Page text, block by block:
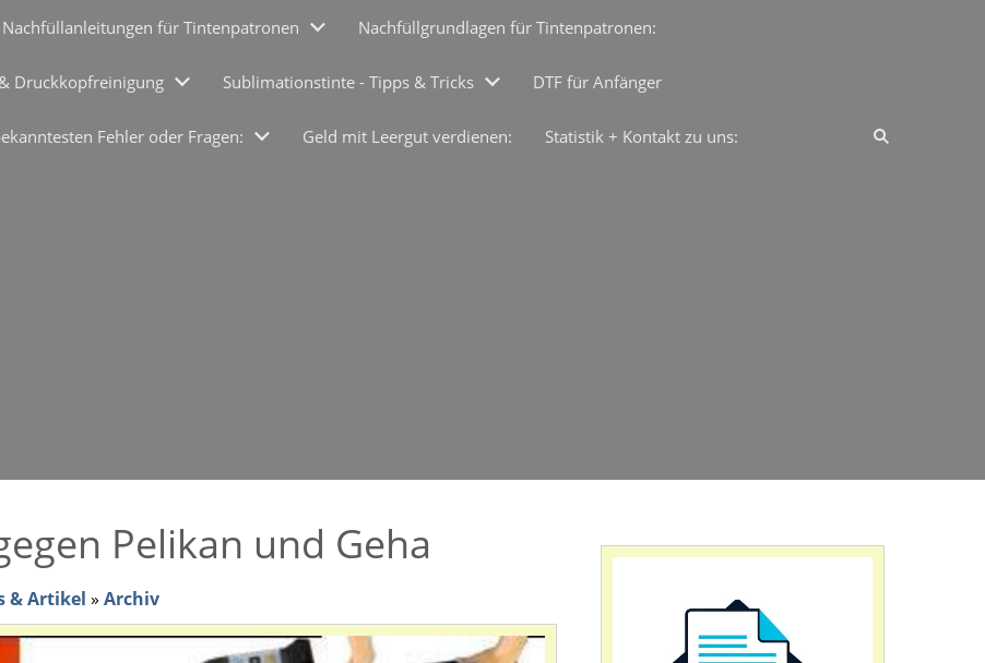
Nachfüllanleitungen für Tintenpatronen Nachfüllgrundlagen für Tintenpatronen:
Druckkopfreinigung Sublimationstinte - Tipps & Tricks DTF für Anfänger
Fehler oder Fragen: Geld mit Leergut verdienen: Statistik + Kontakt zu uns:
Pelikan und Geha
& Artikel » Archiv